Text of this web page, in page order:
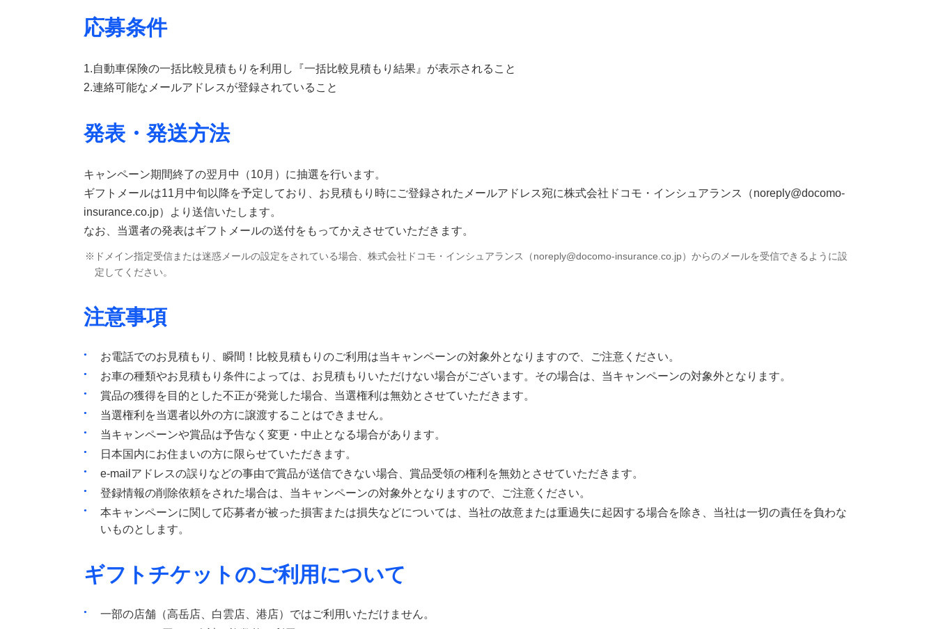
応募条件
1.自動車保険の一括比較見積もりを利用し『一括比較見積もり結果』が表示されること
2.連絡可能なメールアドレスが登録されていること
発表・発送方法
キャンペーン期間終了の翌月中（10月）に抽選を行います。
ギフトメールは11月中旬以降を予定しており、お見積もり時にご登録されたメールアドレス宛に株式会社ドコモ・インシュアランス（noreply@docomo-
insurance.co.jp）より送信いたします。
なお、当選者の発表はギフトメールの送付をもってかえさせていただきます。
ドメイン指定受信または迷惑メールの設定をされている場合、株式会社ドコモ・インシュアランス（noreply@docomo-insurance.co.jp）からのメールを受信できるように設
定してください。
注意事項
お電話でのお見積もり、瞬間！比較見積もりのご利用は当キャンペーンの対象外となりますので、ご注意ください。
お車の種類やお見積もり条件によっては、お見積もりいただけない場合がございます。その場合は、当キャンペーンの対象外となります。
賞品の獲得を目的とした不正が発覚した場合、当選権利は無効とさせていただきます。
当選権利を当選者以外の方に譲渡することはできません。
当キャンペーンや賞品は予告なく変更・中止となる場合があります。
日本国内にお住まいの方に限らせていただきます。
e-mailアドレスの誤りなどの事由で賞品が送信できない場合、賞品受領の権利を無効とさせていただきます。
登録情報の削除依頼をされた場合は、当キャンペーンの対象外となりますので、ご注意ください。
本キャンペーンに関して応募者が被った損害または損失などについては、当社の故意または重過失に起因する場合を除き、当社は一切の責任を負わな
いものとします。
ギフトチケットのご利用について
一部の店舗（高岳店、白雲店、港店）ではご利用いただけません。